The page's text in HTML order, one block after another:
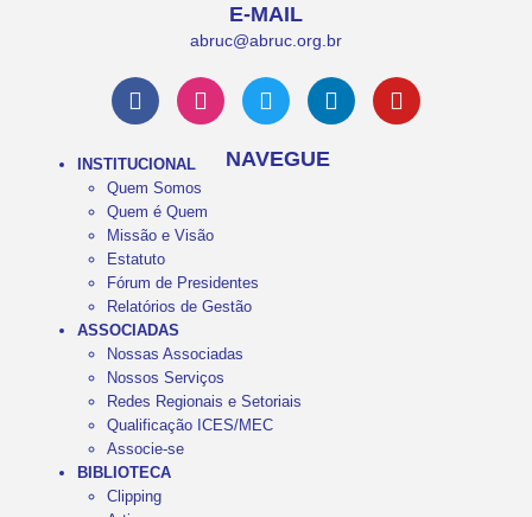
E-MAIL
abruc@abruc.org.br
NAVEGUE
INSTITUCIONAL
Quem Somos
Quem é Quem
Missão e Visão
Estatuto
Fórum de Presidentes
Relatórios de Gestão
ASSOCIADAS
Nossas Associadas
Nossos Serviços
Redes Regionais e Setoriais
Qualificação ICES/MEC
Associe-se
BIBLIOTECA
Clipping